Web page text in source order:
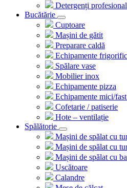
Detergenți
Bucătărie
Cuptoare
Mașini de gătit
Preparare caldă
Echipamente
Spălare vase
Mobilier inox
Echipamente pizza
Echipamente mici/
Cofetarie / patiserie
Hote – ventilație
Spălătorie
Mașini de spălat cu
Mașini de spălat cu
Mașini de spălat cu
Uscătoare
Calandre